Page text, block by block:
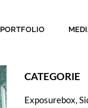
PORTFOLIO
CATEGORIE
Exposurebox,